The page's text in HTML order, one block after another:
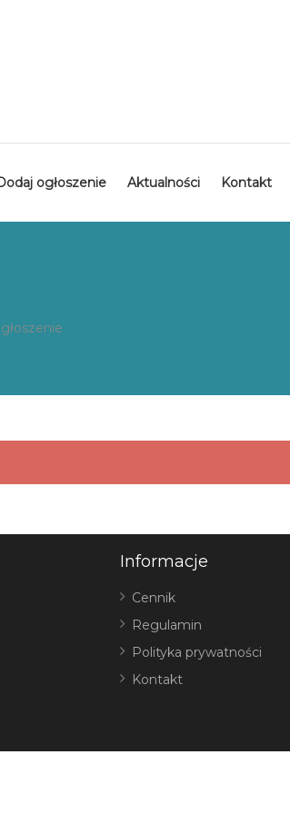
ogłoszenie Aktualności Kontakt
Informacje
Cennik
Regulamin
Polityka prywatności
Kontakt